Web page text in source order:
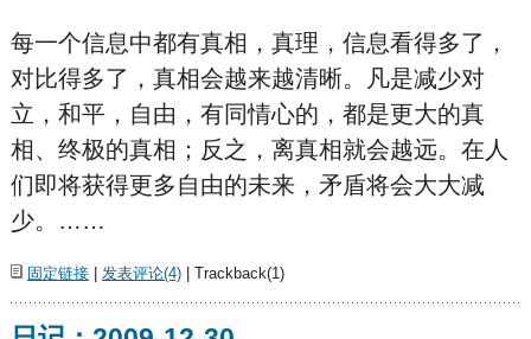
每一个信息中都有真相，真理，信息看得多了，
对比得多了，真相会越来越清晰。凡是减少对
立，和平，自由，有同情心的，都是更大的真
相、终极的真相；反之，离真相就会越远。在人
们即将获得更多自由的未来，矛盾将会大大减
少。……
固定链接| 发表评论(4)| Trackback(1)